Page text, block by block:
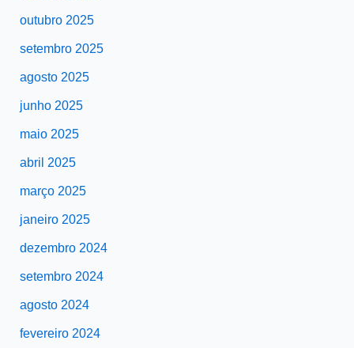
outubro 2025
setembro 2025
agosto 2025
junho 2025
maio 2025
abril 2025
março 2025
janeiro 2025
dezembro 2024
setembro 2024
agosto 2024
fevereiro 2024